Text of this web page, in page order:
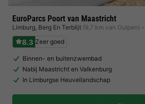
EuroParcs Poort van Maastricht
Limburg, Berg En Terblijt (9,7 km van Gulpen)
8.3 Zeer goed
Binnen- en buitenzwembad
Nabij Maastricht en Valkenburg
In Limburgse Heuvellandschap